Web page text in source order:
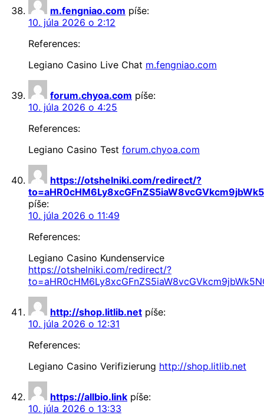
m.fengniao.com píše:
10. júla 2026 o 2:12
References:
Legiano Casino Live Chat m.fengniao.com
forum.chyoa.com píše:
10. júla 2026 o 4:25
References:
Legiano Casino Test forum.chyoa.com
https://otshelniki.com/redirect/?
píše:
10. júla 2026 o 11:49
References:
Legiano Casino Kundenservice
https://otshelniki.com/redirect/?
http://shop.litlib.net píše:
10. júla 2026 o 12:31
References:
Legiano Casino Verifizierung http://shop.litlib.net
https://allbio.link píše:
10. júla 2026 o 13:33